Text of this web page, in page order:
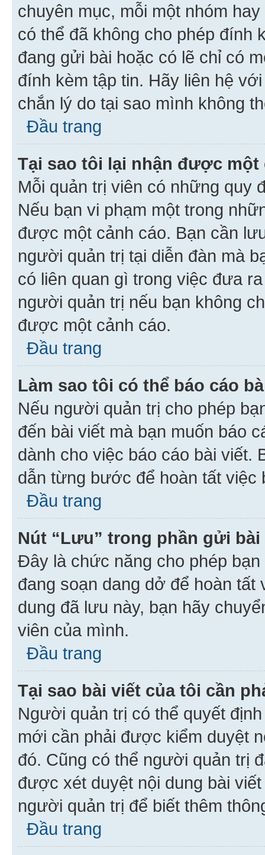
chuyên mục, mỗi một nhóm
có thể đã không cho phép đính
đang gửi bài hoặc có lẽ chỉ có
đính kèm tập tin. Hãy liên hệ
chắn lý do tại sao mình không
Đầu trang
Tại sao tôi lại nhận được một
Mỗi quản trị viên có những quy
Nếu bạn vi phạm một trong
được một cảnh cáo. Bạn cần
người quản trị tại diễn đàn mà
có liên quan gì trong việc đưa
người quản trị nếu bạn không
được một cảnh cáo.
Đầu trang
Làm sao tôi có thể báo cáo
Nếu người quản trị cho phép
đến bài viết mà bạn muốn báo
dành cho việc báo cáo bài viết.
dẫn từng bước để hoàn tất việc
Đầu trang
Nút “Lưu” trong phần gửi
Đây là chức năng cho phép
đang soạn dang dở để hoàn
dung đã lưu này, bạn hãy
viên của mình.
Đầu trang
Tại sao bài viết của tôi cần
Người quản trị có thể quyết
mới cần phải được kiểm duyệt
đó. Cũng có thể người quản trị
được xét duyệt nội dung bài
người quản trị để biết thêm
Đầu trang